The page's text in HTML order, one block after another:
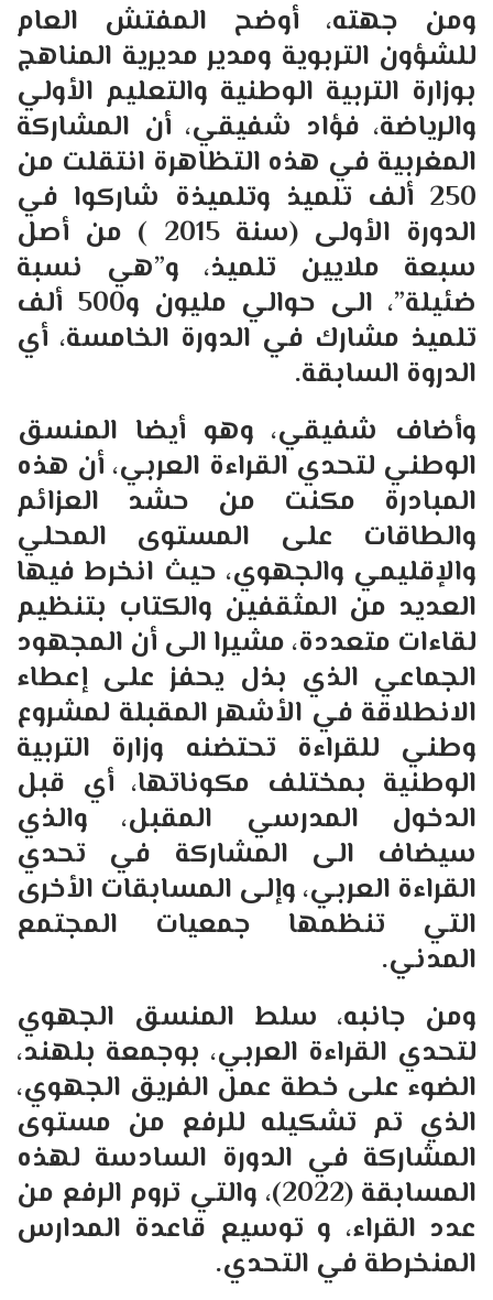
ومن جهته، أوضح المفتش العام
للشؤون التربوية ومدير مديرية المناهج
بوزارة التربية الوطنية والتعليم الأولي
والرياضة، فؤاد شفيقي، أن المشاركة
المغربية في هذه التظاهرة انتقلت من
250 ألف تلميذ وتلميذة شاركوا في
الدورة الأولى (سنة 2015 ) من أصل
سبعة ملايين تلميذ، و”هي نسبة
ضئيلة”، الى حوالي مليون و500 ألف
تلميذ مشارك في الدورة الخامسة، أي
الدروة السابقة.
وأضاف شفيقي، وهو أيضا المنسق
الوطني لتحدي القراءة العربي، أن هذه
المبادرة مكنت من حشد العزائم
والطاقات على المستوى المحلي
والإقليمي والجهوي، حيث انخرط فيها
العديد من المثقفين والكتاب بتنظيم
لقاءات متعددة، مشيرا الى أن المجهود
الجماعي الذي بذل يحفز على إعطاء
الانطلاقة في الأشهر المقبلة لمشروع
وطني للقراءة تحتضنه وزارة التربية
الوطنية بمختلف مكوناتها، أي قبل
الدخول المدرسي المقبل، والذي
سيضاف الى المشاركة في تحدي
القراءة العربي، وإلى المسابقات الأخرى
التي تنظمها جمعيات المجتمع
المدني.
ومن جانبه، سلط المنسق الجهوي
لتحدي القراءة العربي، بوجمعة بلهند،
الضوء على خطة عمل الفريق الجهوي،
الذي تم تشكيله للرفع من مستوى
المشاركة في الدورة السادسة لهذه
المسابقة (2022)، والتي تروم الرفع من
عدد القراء، و توسيع قاعدة المدارس
المنخرطة في التحدي.